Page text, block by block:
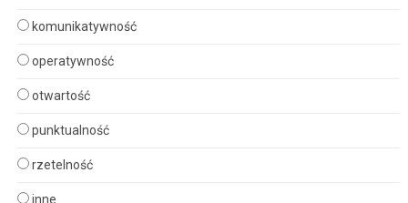
komunikatywność
operatywność
otwartość
punktualność
rzetelność
inne